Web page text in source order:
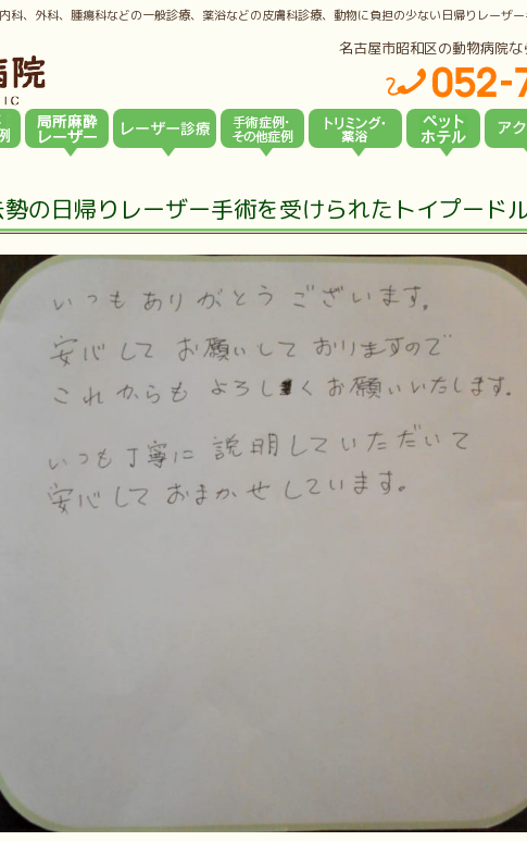
科、外科、腫瘍科などの一般診療、薬浴などの皮膚科診療、動物に負担の少ない日帰りレーザ
名古屋市昭和区の動物病院な
勢の日帰りレーザー手術を受けられたトイプード